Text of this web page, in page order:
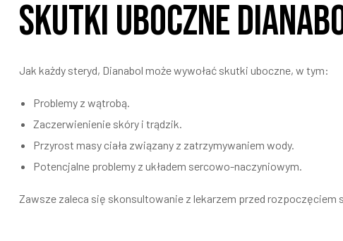
Skutki uboczne
Jak każdy steryd, Dianabol może wywołać skutki uboczne, w tym:
Problemy z wątrobą.
Zaczerwienienie skóry i trądzik.
Przyrost masy ciała związany z zatrzymywaniem wody.
Potencjalne problemy z układem sercowo-naczyniowym.
Zawsze zaleca się skonsultowanie z lekarzem przed